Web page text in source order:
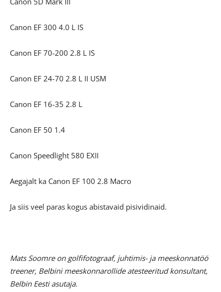
Canon EF 300 4.0 L IS
Canon EF 70-200 2.8 L IS
Canon EF 24-70 2.8 L II USM
Canon EF 16-35 2.8 L
Canon EF 50 1.4
Canon Speedlight 580 EXII
Aegajalt ka Canon EF 100 2.8 Macro
Ja siis veel paras kogus abistavaid pisividinaid.
Mats Soomre on golfifotograaf, juhtimis- ja meeskonnatöö
treener, Belbini meeskonnarollide atesteeritud konsultant,
Belbin Eesti asutaja.